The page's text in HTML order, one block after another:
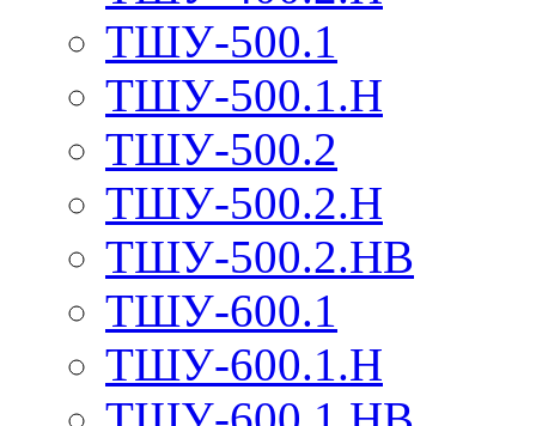
ТШУ-500.1
ТШУ-500.1.Н
ТШУ-500.2
ТШУ-500.2.Н
ТШУ-500.2.НВ
ТШУ-600.1
ТШУ-600.1.Н